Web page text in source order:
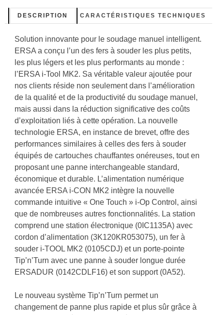
DESCRIPTION CARACTÉRISTIQUES TECHNIQUES
Solution innovante pour le soudage manuel intelligent.
ERSA a conçu l’un des fers à souder les plus petits,
les plus légers et les plus performants au monde :
l’ERSA i-Tool MK2. Sa véritable valeur ajoutée pour
nos clients réside non seulement dans l’amélioration
de la qualité et de la productivité du soudage manuel,
mais aussi dans la réduction significative des coûts
d’exploitation liés à cette opération. La nouvelle
technologie ERSA, en instance de brevet, offre des
performances similaires à celles des fers à souder
équipés de cartouches chauffantes onéreuses, tout en
proposant une panne interchangeable standard,
économique et durable. L’alimentation numérique
avancée ERSA i-CON MK2 intègre la nouvelle
commande intuitive « One Touch » i-Op Control, ainsi
que de nombreuses autres fonctionnalités. La station
comprend une station électronique (0IC1135A) avec
cordon d’alimentation (3K120KR053075), un fer à
souder i-TOOL MK2 (0105CDJ) et un porte-pointe
Tip’n’Turn avec une panne à souder longue durée
ERSADUR (0142CDLF16) et son support (0A52).
Le nouveau système Tip’n’Turn permet un
changement de panne plus rapide et plus sûr grâce à